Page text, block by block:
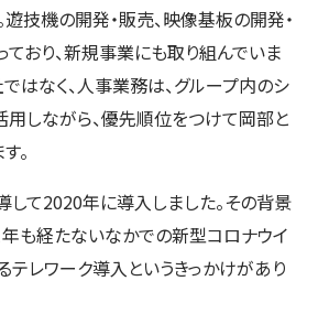
技機の開発・販売、映像基板の開発・
ており、新規事業にも取り組んでいま
はなく、人事業務は、グループ内のシ
用しながら、優先順位をつけて岡部と
。
して2020年に導入しました。その背景
も経たないなかでの新型コロナウイ
テレワーク導入というきっかけがあり